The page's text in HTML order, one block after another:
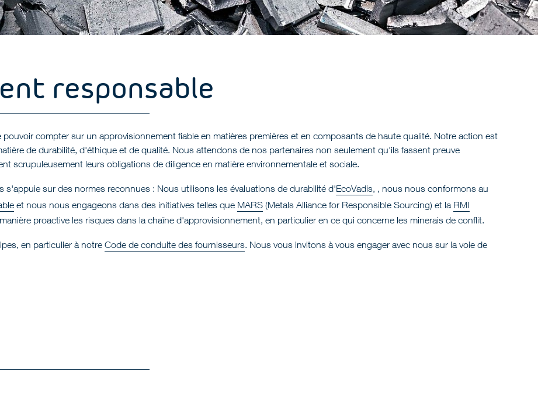
responsable
compter sur un approvisionnement fiable en matières premières et en composants de haute qualité. Notre action est
de durabilité, d'éthique et de qualité. Nous attendons de nos partenaires non seulement qu'ils fassent preuve
scrupuleusement leurs obligations de diligence en matière environnementale et sociale.
s'appuie sur des normes reconnues : Nous utilisons les évaluations de durabilité d'EcoVadis, , nous nous conformons au
et nous nous engageons dans des initiatives telles que MARS (Metals Alliance for Responsible Sourcing) et la RMI
proactive les risques dans la chaîne d'approvisionnement, en particulier en ce qui concerne les minerais de conflit.
en particulier à notreCode de conduite des fournisseurs. Nous vous invitons à vous engager avec nous sur la voie de